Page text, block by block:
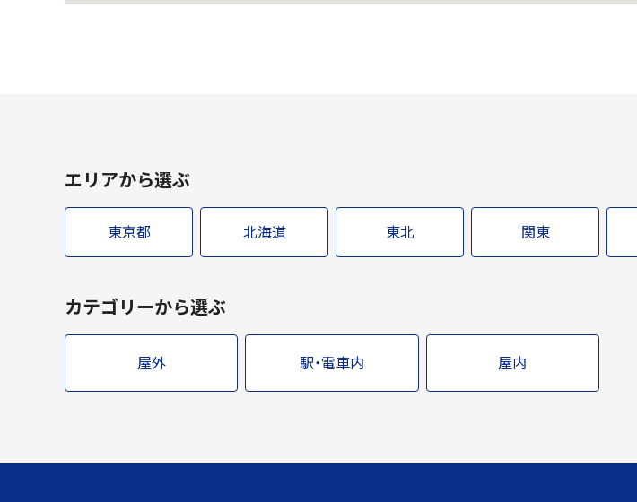
エリアから選ぶ
東京都 北海道 東北 関東
カテゴリーから選ぶ
屋外 駅・電車内 屋内